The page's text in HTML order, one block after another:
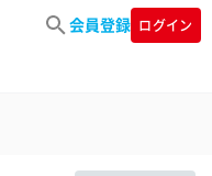
会員登録 ログイン